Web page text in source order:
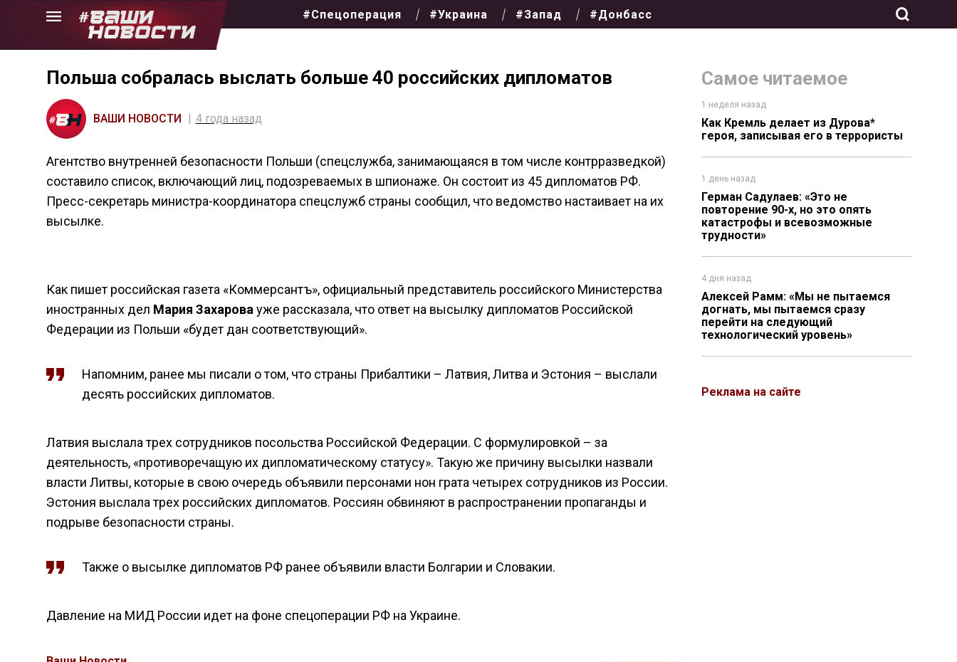
Skip
#Спецоперация #Украина #Запад #Донбасс
Самое читаемое
1 неделя назад
Как Кремль делает из Дурова*
героя, записывая его в террористы
1 день назад
Герман Садулаев: «Это не
повторение 90-х, но это опять
катастрофы и всевозможные
трудности»
4 дня назад
Алексей Рамм: «Мы не пытаемся
догнать, мы пытаемся сразу
перейти на следующий
технологический уровень»
Реклама на сайте
Польша собралась выслать больше 40 российских дипломатов
ВАШИ НОВОСТИ 4 года назад
Агентство внутренней безопасности Польши (спецслужба, занимающаяся в том числе контрразведкой)
составило список, включающий лиц, подозреваемых в шпионаже. Он состоит из 45 дипломатов РФ.
Пресс-секретарь министра-координатора спецслужб страны сообщил, что ведомство настаивает на их
высылке.
Как пишет российская газета «Коммерсантъ», официальный представитель российского Министерства
иностранных дел Мария Захарова уже рассказала, что ответ на высылку дипломатов Российской
Федерации из Польши «будет дан соответствующий».
Напомним, ранее мы писали о том, что страны Прибалтики – Латвия, Литва и Эстония – выслали
десять российских дипломатов.
Латвия выслала трех сотрудников посольства Российской Федерации. С формулировкой – за
деятельность, «противоречащую их дипломатическому статусу». Такую же причину высылки назвали
власти Литвы, которые в свою очередь объявили персонами нон грата четырех сотрудников из России.
Эстония выслала трех российских дипломатов. Россиян обвиняют в распространении пропаганды и
подрыве безопасности страны.
Также о высылке дипломатов РФ ранее объявили власти Болгарии и Словакии.
Давление на МИД России идет на фоне спецоперации РФ на Украине.